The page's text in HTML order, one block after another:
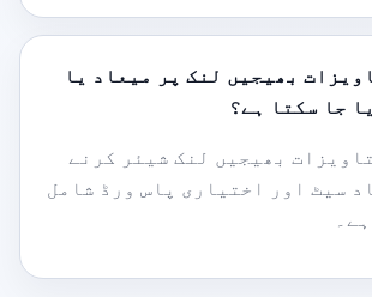
بھیجیں لنک پر میعاد یا
جا سکتا ہے؟
بھیجیں لنک شیئر کرنے
سیٹ اور اختیاری پاس ورڈ شامل